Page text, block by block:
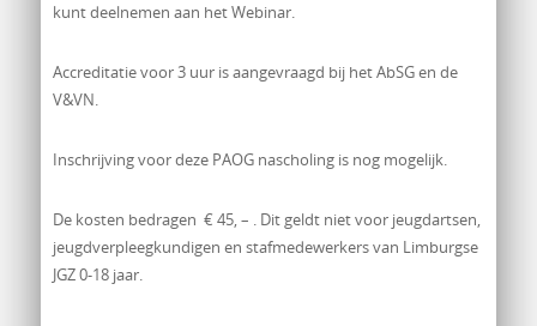
kunt deelnemen aan het Webinar.
Accreditatie voor 3 uur is aangevraagd bij het AbSG en de
V&VN.
Inschrijving voor deze PAOG nascholing is nog mogelijk.
De kosten bedragen € 45, – . Dit geldt niet voor jeugdartsen,
jeugdverpleegkundigen en stafmedewerkers van Limburgse
JGZ 0-18 jaar.